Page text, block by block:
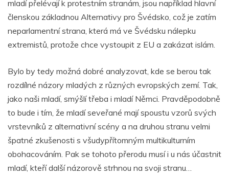
mladí přelévají k protestním stranám, jsou například hlavní
členskou základnou Alternativy pro Švédsko, což je zatím
neparlamentní strana, která má ve Švédsku nálepku
extremistů, protože chce vystoupit z EU a zakázat islám.
Bylo by tedy možná dobré analyzovat, kde se berou tak
rozdílné názory mladých z různých evropských zemí. Tak,
jako naši mladí, smýšlí třeba i mladí Němci. Pravděpodobně
to bude i tím, že mladí seveřané mají spoustu vzorů svých
vrstevníků z alternativní scény a na druhou stranu velmi
špatné zkušenosti s všudypřítomným multikulturním
obohacováním. Pak se tohoto přerodu musí i u nás účastnit
mladí, kteří další názorově strhnou na svoji stranu…